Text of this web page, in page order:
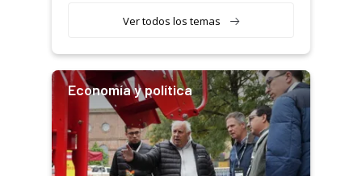
Ver todos los temas
Economía y política